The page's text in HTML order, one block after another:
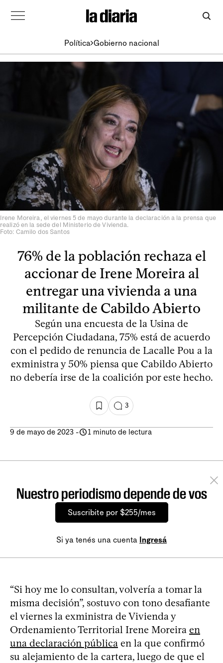
Política Gobierno nacional
Irene Moreira, el viernes 5 de mayo durante la declaración a la prensa que
realizó en la sede del Ministerio de Vivienda.
Foto: Camilo dos Santos
76% de la población rechaza el
accionar de Irene Moreira al
entregar una vivienda a una
militante de Cabildo Abierto
Según una encuesta de la Usina de
Percepción Ciudadana, 75% está de acuerdo
con el pedido de renuncia de Lacalle Pou a la
exministra y 50% piensa que Cabildo Abierto
no debería irse de la coalición por este hecho.
3
9 de mayo de 2023 - 1 minuto de lectura
Nuestro periodismo depende de vos
Suscribite por $255/mes
Si ya tenés una cuenta Ingresá
“Si hoy me lo consultan, volvería a tomar la
misma decisión”, sostuvo con tono desafiante
el viernes la exministra de Vivienda y
Ordenamiento Territorial Irene Moreira en
una declaración pública en la que confirmó
su alejamiento de la cartera, luego de que el